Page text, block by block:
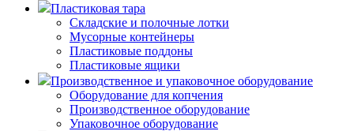
Пластиковая тара
Складские и полочные лотки
Мусорные контейнеры
Пластиковые поддоны
Пластиковые ящики
Производственное и упаковочное оборудование
Оборудование для копчения
Производственное оборудование
Упаковочное оборудование